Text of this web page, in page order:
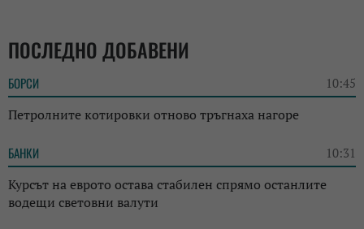
ПОСЛЕДНО ДОБАВЕНИ
БОРСИ 10:45
Петролните котировки отново тръгнаха нагоре
БАНКИ 10:31
Курсът на еврото остава стабилен спрямо останлите
водещи световни валути